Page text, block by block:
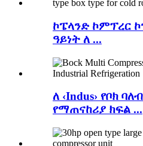
ኮፔላንድ ኮምፕረር
ዓይነት ለ ...
ለ ‹Indus› የቦክ
የማጠናከሪያ ክፍል ...